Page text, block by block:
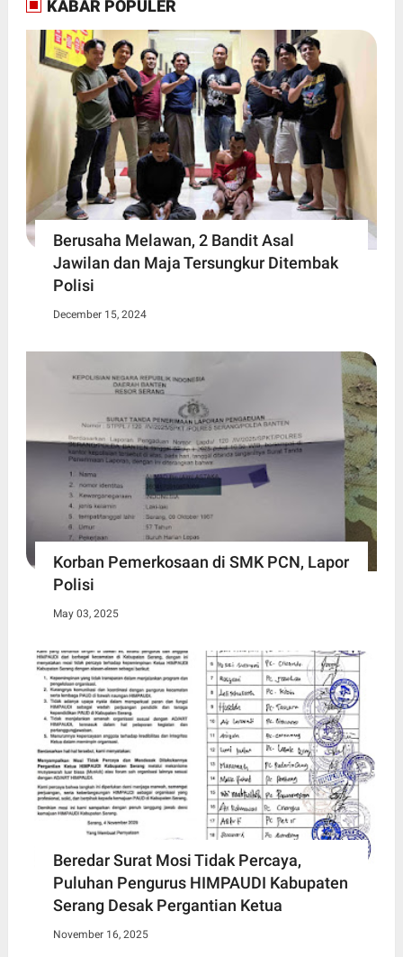
KABAR POPULER
Berusaha Melawan, 2 Bandit Asal
Jawilan dan Maja Tersungkur Ditembak
Polisi
December 15, 2024
Korban Pemerkosaan di SMK PCN, Lapor
Polisi
May 03, 2025
Beredar Surat Mosi Tidak Percaya,
Puluhan Pengurus HIMPAUDI Kabupaten
Serang Desak Pergantian Ketua
November 16, 2025